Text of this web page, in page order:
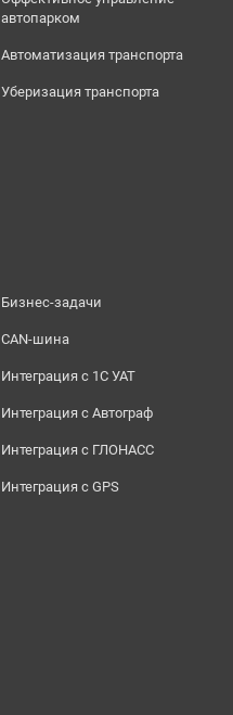
автопарком
Автоматизация транспорта
Уберизация транспорта
Бизнес-задачи
CAN-шина
Интеграция с 1С УАТ
Интеграция с Автограф
Интеграция с ГЛОНАСС
Интеграция с GPS